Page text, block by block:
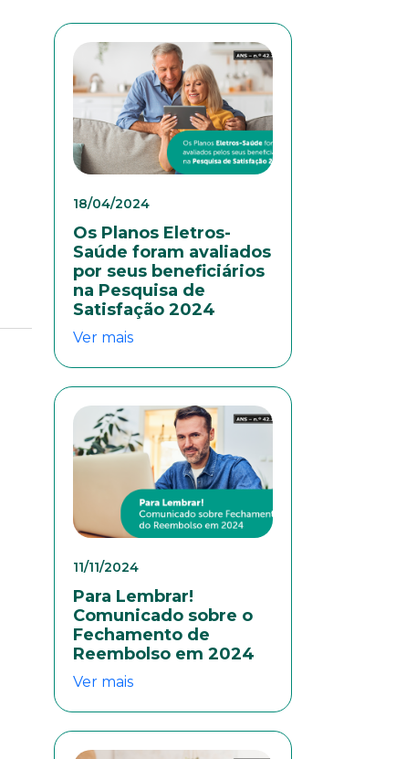
18/04/2024
Os Planos Eletros-
Saúde foram avaliados
por seus beneficiários
na Pesquisa de
Satisfação 2024
Ver mais
11/11/2024
Para Lembrar!
Comunicado sobre o
Fechamento de
Reembolso em 2024
Ver mais
Preencha